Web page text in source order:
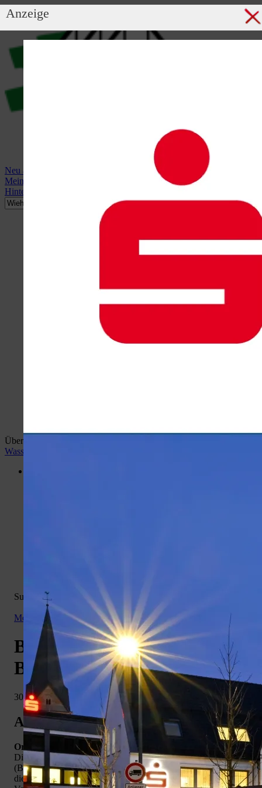
Anzeige
Neu anmelden
Mein Profil
Hintergrundbild anzeigen
Überblick:
Wasser Welt
Suchergebnis: 0 - 30
von 170 | für Suche '
Menü: reichshof.org Veranstaltungen
Berg sportam Blockhaus - E-
Bike-Tour Eckenhagen
30.08.2026
Aktiv Sport
Ort:
Eckenhagen, Rodener Platz
Die EckenhäänerSportgruppe „Bergsportam Blockhaus“
(BaB) bietet regelmäßig geführte E-Mountainbike-Touren in
die Region an. Die Radtouren sind nur für E-Bikes bestimmt.